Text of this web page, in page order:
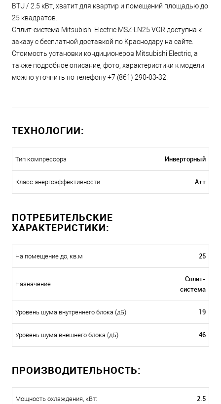
BTU / 2.5 кВт, хватит для квартир и помещений площадью до
25 квадратов.
Сплит-система Mitsubishi Electric MSZ-LN25 VGR доступна к
заказу с бесплатной доставкой по Краснодару на сайте.
Стоимость установки кондиционеров Mitsubishi Electric, а
также подробное описание, фото, характеристики к модели
можно уточнить по телефону +7 (861) 290-03-32.
ТЕХНОЛОГИИ:
Тип компрессора Инверторный
Класс энергоэффективности A++
ПОТРЕБИТЕЛЬСКИЕ
ХАРАКТЕРИСТИКИ:
На помещение до, кв.м 25
Назначение
Сплит-
система
Уровень шума внутреннего блока (дБ) 19
Уровень шума внешнего блока (дБ) 46
ПРОИЗВОДИТЕЛЬНОСТЬ:
Мощность охлаждения, кВт: 2.5